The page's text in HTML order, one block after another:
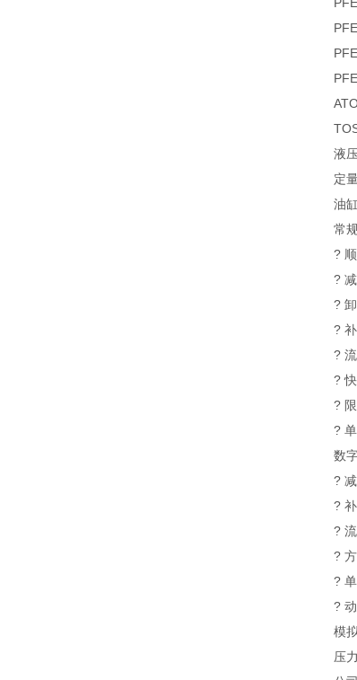
液
定
油
常
?
?
?
?
?
?
?
?
数
?
?
?
?
?
?
模
压